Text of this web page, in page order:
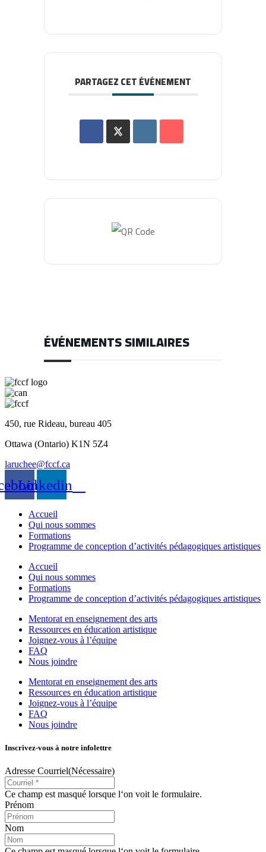
PARTAGEZ CET ÉVÉNEMENT
ÉVÉNEMENTS SIMILAIRES
450, rue Rideau, bureau 405
Ottawa (Ontario) K1N 5Z4
laruchee@fccf.ca
Linkedin
Accueil
Qui nous sommes
Formations
Programme de conception d’activités pédagogiques artistiques
Accueil
Qui nous sommes
Formations
Programme de conception d’activités pédagogiques artistiques
Mentorat en enseignement des arts
Ressources en éducation artistique
Joignez-vous à l’équipe
FAQ
Nous joindre
Mentorat en enseignement des arts
Ressources en éducation artistique
Joignez-vous à l’équipe
FAQ
Nous joindre
Inscrivez-vous à notre infolettre
Adresse Courriel(Nécessaire)
Ce champ est masqué lorsque l‘on voit le formulaire.
Prénom
Nom